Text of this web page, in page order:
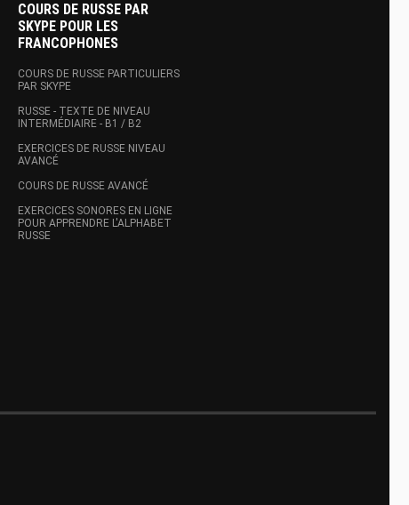
COURS DE RUSSE PAR
SKYPE POUR LES
FRANCOPHONES
COURS DE RUSSE PARTICULIERS
PAR SKYPE
RUSSE - TEXTE DE NIVEAU
INTERMÉDIAIRE - B1 / B2
EXERCICES DE RUSSE NIVEAU
AVANCÉ
COURS DE RUSSE AVANCÉ
EXERCICES SONORES EN LIGNE
POUR APPRENDRE L'ALPHABET
RUSSE